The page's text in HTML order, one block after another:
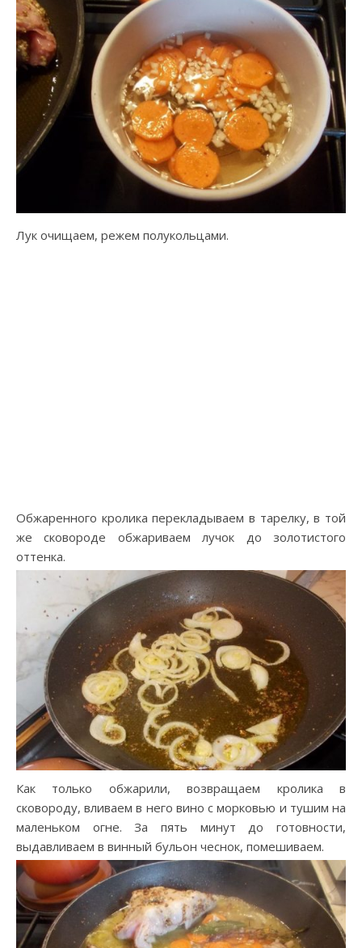
Лук очищаем, режем полукольцами.
Обжаренного кролика перекладываем в тарелку, в той
же сковороде обжариваем лучок до золотистого
оттенка.
Как только обжарили, возвращаем кролика в
сковороду, вливаем в него вино с морковью и тушим на
маленьком огне. За пять минут до готовности,
выдавливаем в винный бульон чеснок, помешиваем.